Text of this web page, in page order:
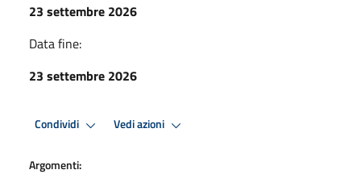
23 settembre 2026
Data fine:
23 settembre 2026
Condividi Vedi azioni
Argomenti: